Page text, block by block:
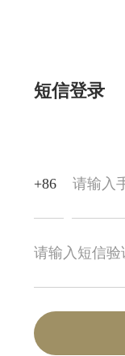
短信登录
+86